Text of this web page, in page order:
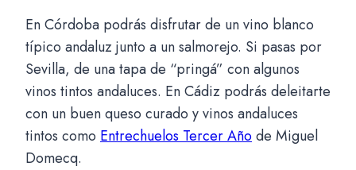
En Córdoba podrás disfrutar de un vino blanco
típico andaluz junto a un salmorejo. Si pasas por
Sevilla, de una tapa de “pringá” con algunos
vinos tintos andaluces. En Cádiz podrás deleitarte
con un buen queso curado y vinos andaluces
tintos como Entrechuelos Tercer Añode Miguel
Domecq.